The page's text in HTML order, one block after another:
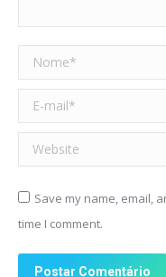
Nome *
E-mail *
Website
Save my name, email,
time I comment.
Postar Comentário